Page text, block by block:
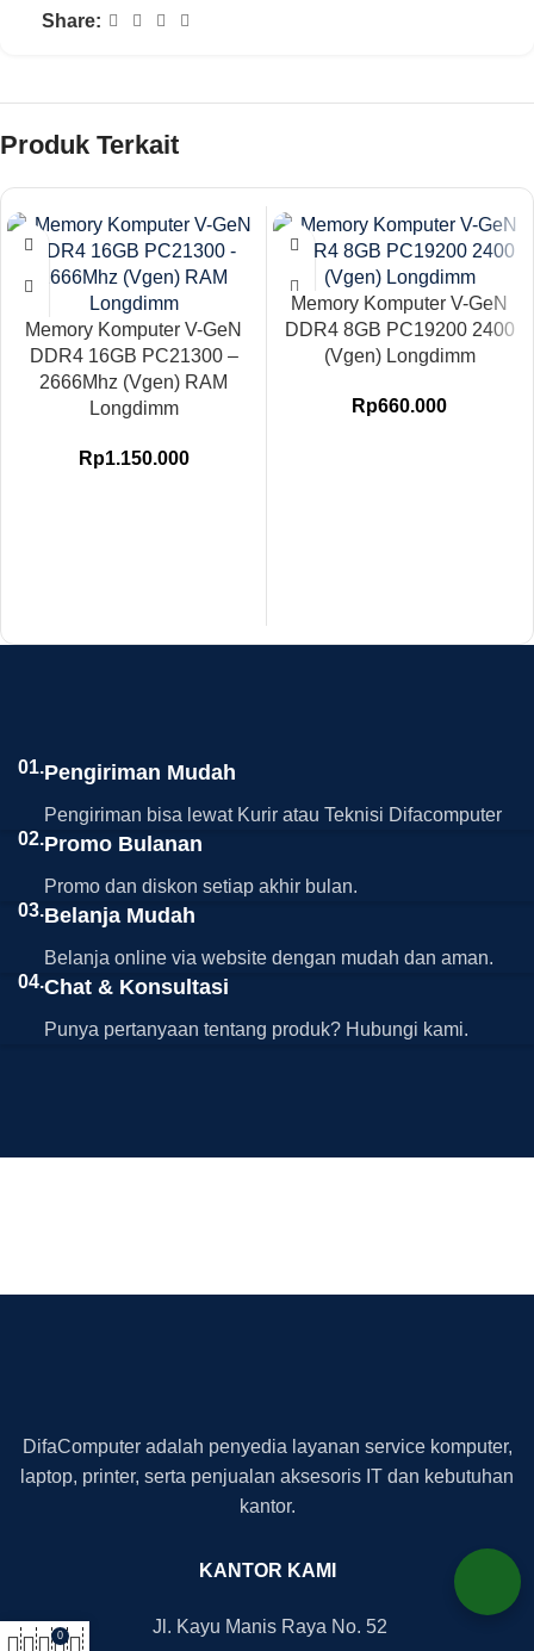
Share:
Produk Terkait
Memory Komputer V-GeN
DDR4 16GB PC21300 –
2666Mhz (Vgen) RAM
Longdimm
Rp1.150.000
Memory Komputer V-GeN
DDR4 8GB PC19200 2400
(Vgen) Longdimm
Rp660.000
01.Pengiriman Mudah
Pengiriman bisa lewat Kurir atau Teknisi Difacomputer
02.Promo Bulanan
Promo dan diskon setiap akhir bulan.
03.Belanja Mudah
Belanja online via website dengan mudah dan aman.
04.Chat & Konsultasi
Punya pertanyaan tentang produk? Hubungi kami.
DifaComputer adalah penyedia layanan service komputer,
laptop, printer, serta penjualan aksesoris IT dan kebutuhan
kantor.
KANTOR KAMI
Jl. Kayu Manis Raya No. 52
0